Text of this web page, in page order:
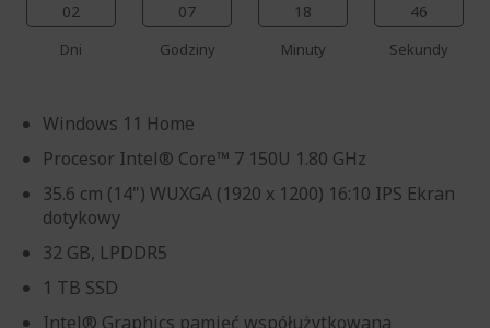
02
Dni
07
Godziny
18
Minuty
44
Sekundy
Windows 11 Home
Procesor Intel® Core™ 7 150U 1.80 GHz
35.6 cm (14") WUXGA (1920 x 1200) 16:10 IPS Ekran
dotykowy
32 GB, LPDDR5
1 TB SSD
Intel® Graphics pamięć współużytkowana